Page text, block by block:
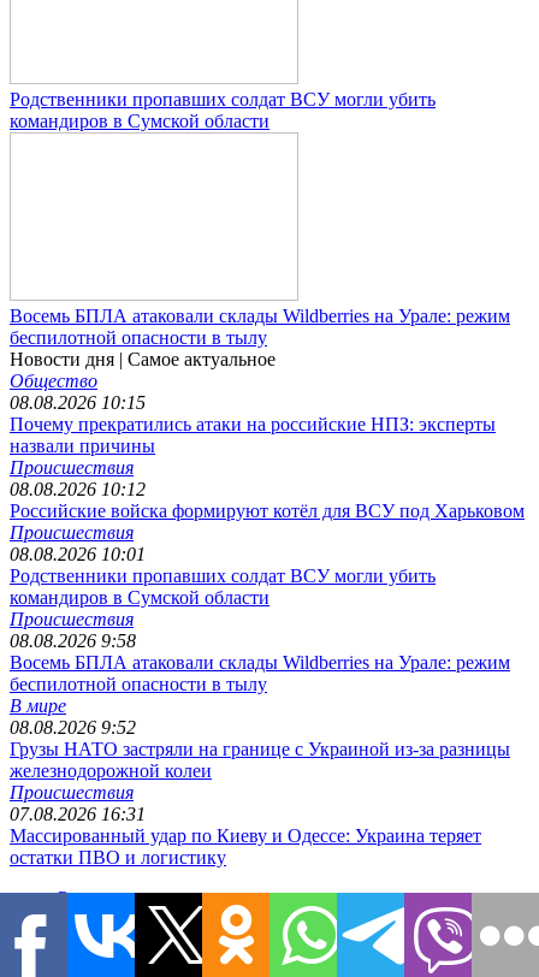
Родственники пропавших солдат ВСУ могли убить
командиров в Сумской области
Восемь БПЛА атаковали склады Wildberries на Урале: режим
беспилотной опасности в тылу
Новости дня | Самое актуальное
Общество
08.08.2026 10:15
Почему прекратились атаки на российские НПЗ: эксперты
назвали причины
Происшествия
08.08.2026 10:12
Российские войска формируют котёл для ВСУ под Харьковом
Происшествия
08.08.2026 10:01
Родственники пропавших солдат ВСУ могли убить
командиров в Сумской области
Происшествия
08.08.2026 9:58
Восемь БПЛА атаковали склады Wildberries на Урале: режим
беспилотной опасности в тылу
В мире
08.08.2026 9:52
Грузы НАТО застряли на границе с Украиной из-за разницы
железнодорожной колеи
Происшествия
07.08.2026 16:31
Массированный удар по Киеву и Одессе: Украина теряет
остатки ПВО и логистику
Редакция
О проекте
Напишите нам
Контакты